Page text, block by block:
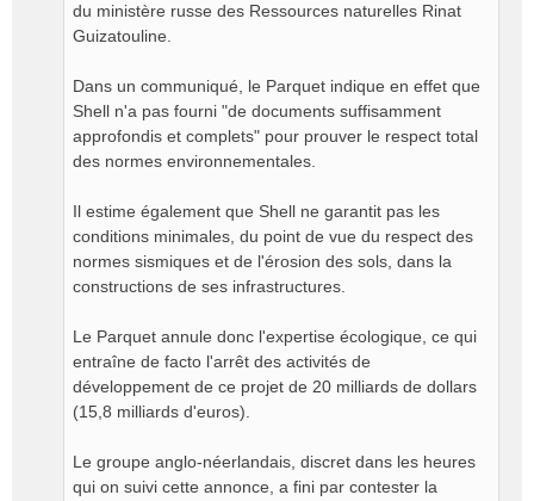
du ministère russe des Ressources naturelles Rinat
Guizatouline.
Dans un communiqué, le Parquet indique en effet que
Shell n'a pas fourni "de documents suffisamment
approfondis et complets" pour prouver le respect total
des normes environnementales.
Il estime également que Shell ne garantit pas les
conditions minimales, du point de vue du respect des
normes sismiques et de l'érosion des sols, dans la
constructions de ses infrastructures.
Le Parquet annule donc l'expertise écologique, ce qui
entraîne de facto l'arrêt des activités de
développement de ce projet de 20 milliards de dollars
(15,8 milliards d'euros).
Le groupe anglo-néerlandais, discret dans les heures
qui on suivi cette annonce, a fini par contester la